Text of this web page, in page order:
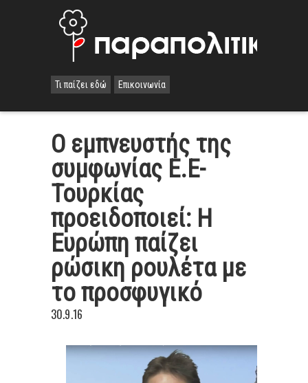
Τι παίζει εδώ Επικοινωνία
Ο εμπνευστής της
συμφωνίας Ε.Ε-
Τουρκίας
προειδοποιεί: Η
Ευρώπη παίζει
ρώσικη ρουλέτα με
το προσφυγικό
30.9.16